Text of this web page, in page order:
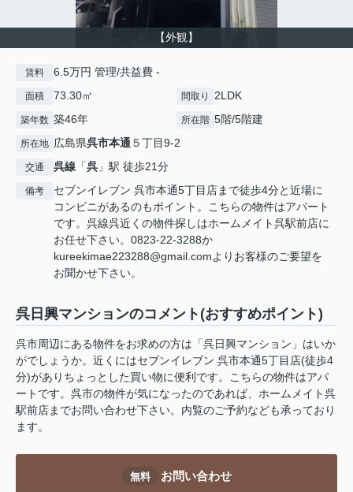
【外観】
賃料 6.5万円 管理/共益費 -
面積 73.30㎡ 間取り 2LDK
築年数 築46年 所在階 5階/5階建
所在地 広島県呉市本通５丁目9-2
交通 呉線 「呉 」駅 徒歩21分
備考
セブンイレブン 呉市本通5丁目店まで徒歩4分と近場に
コンビニがあるのもポイント。こちらの物件はアパート
です。呉線呉近くの物件探しはホームメイト呉駅前店に
お任せ下さい。0823-22-3288か
kureekimae223288@gmail.comよりお客様のご要望を
お聞かせ下さい。
呉日興マンションのコメント(おすすめポイント)
呉市周辺にある物件をお求めの方は「呉日興マンション」はいか
がでしょうか。近くにはセブンイレブン 呉市本通5丁目店(徒歩4
分)がありちょっとした買い物に便利です。こちらの物件はアパ
ートです。呉市の物件が気になったのであれば、ホームメイト呉
駅前店までお問い合わせ下さい。内覧のご予約なども承っており
ます。
無料 お問い合わせ